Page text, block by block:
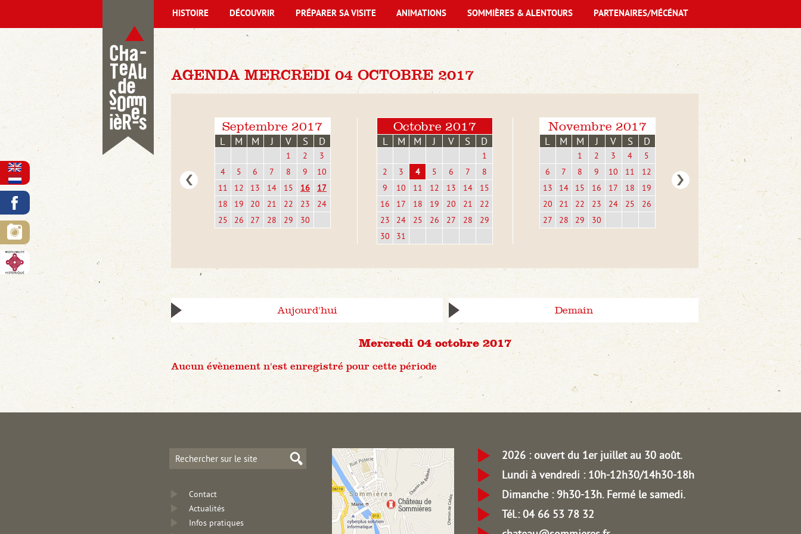
AGENDA MERCREDI 04 OCTOBRE 2017
Septembre 2017
L M M J V S D
1 2
3
4
5 6 7 8 9
10
11
12 13 14 15 16
17
18
19 20 21 22 23
24
25
26 27 28 29 30
Octobre 2017
L M M J V S D
1
2
3 4 5 6 7
8
9
10 11 12 13 14
15
16
17 18 19 20 21
22
23
24 25 26 27 28
29
30
31
Novembre 2017
L M M J V S D
1 2 3 4
5
6
7 8 9 10 11
12
13
14 15 16 17 18
19
20
21 22 23 24 25
26
27
28 29 30
Aujourd'hui Demain
Mercredi 04 octobre 2017
Aucun évènement n'est enregistré pour cette période
HISTOIRE DÉCOUVRIR PRÉPARER SA VISITE ANIMATIONS SOMMIÈRES & ALENTOURS PARTENAIRES/MÉCÉNAT
Contact
Actualités
Infos pratiques
2026 : ouvert du 1er juillet au 30 août.
Lundi à vendredi : 10h-12h30/14h30-18h
Dimanche : 9h30-13h. Fermé le samedi.
Tél.: 04 66 53 78 32